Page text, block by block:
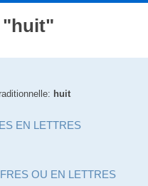
"huit"
huit
EN LETTRES
OU EN LETTRES